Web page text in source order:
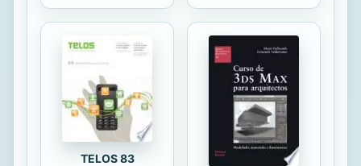
TELOS 83